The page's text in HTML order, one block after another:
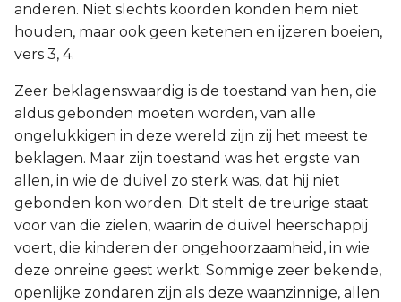
anderen. Niet slechts koorden konden hem niet
houden, maar ook geen ketenen en ijzeren boeien,
vers 3, 4.
Zeer beklagenswaardig is de toestand van hen, die
aldus gebonden moeten worden, van alle
ongelukkigen in deze wereld zijn zij het meest te
beklagen. Maar zijn toestand was het ergste van
allen, in wie de duivel zo sterk was, dat hij niet
gebonden kon worden. Dit stelt de treurige staat
voor van die zielen, waarin de duivel heerschappij
voert, die kinderen der ongehoorzaamheid, in wie
deze onreine geest werkt. Sommige zeer bekende,
openlijke zondaren zijn als deze waanzinnige, allen